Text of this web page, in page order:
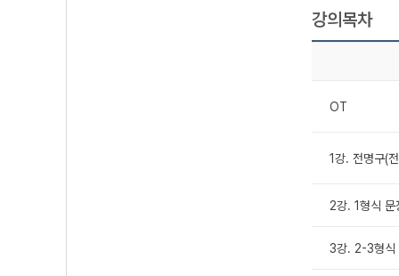
강의목차
OT
1강. 전명구(
2강. 1형식 문
3강. 2-3형식